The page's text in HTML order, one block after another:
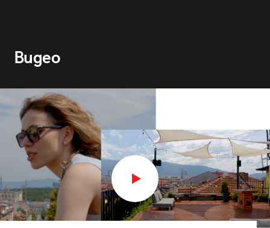
Видео